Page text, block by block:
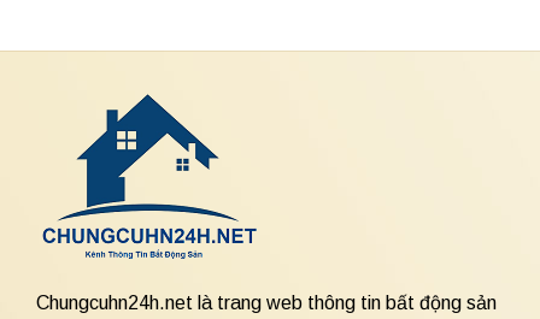
Chungcuhn24h.net là trang web thông tin bất động sản